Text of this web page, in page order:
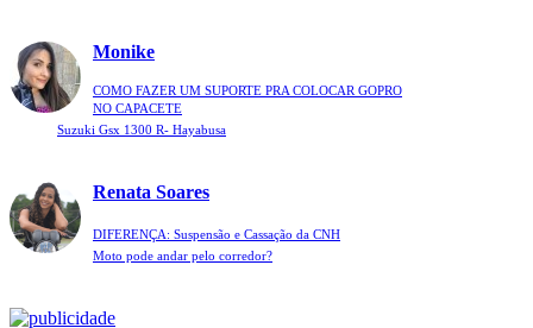
Monike
COMO FAZER UM SUPORTE PRA COLOCAR GOPRO
NO CAPACETE
Suzuki Gsx 1300 R- Hayabusa
Renata Soares
DIFERENÇA: Suspensão e Cassação da CNH
Moto pode andar pelo corredor?